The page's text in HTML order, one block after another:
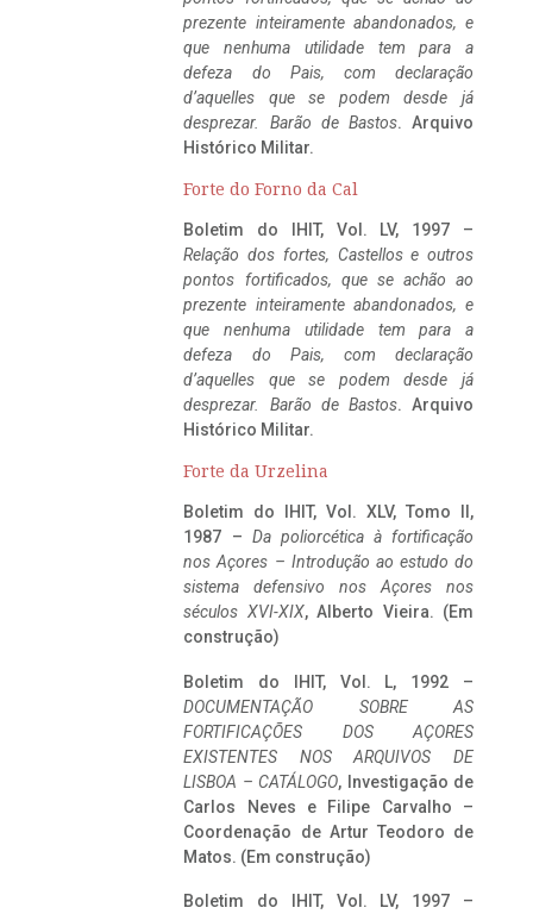
prezente inteiramente abandonados, e
que nenhuma utilidade tem para a
defeza do Pais, com declaração
d’aquelles que se podem desde já
desprezar. Barão de Bastos. Arquivo
Histórico Militar.
Forte do Forno da Cal
Boletim do IHIT, Vol. LV, 1997 –
Relação dos fortes, Castellos e outros
pontos fortificados, que se achão ao
prezente inteiramente abandonados, e
que nenhuma utilidade tem para a
defeza do Pais, com declaração
d’aquelles que se podem desde já
desprezar. Barão de Bastos. Arquivo
Histórico Militar.
Forte da Urzelina
Boletim do IHIT, Vol. XLV, Tomo II,
1987 – Da poliorcética à fortificação
nos Açores – Introdução ao estudo do
sistema defensivo nos Açores nos
séculos XVI-XIX, Alberto Vieira. (Em
construção)
Boletim do IHIT, Vol. L, 1992 –
DOCUMENTAÇÃO SOBRE AS
FORTIFICAÇÕES DOS AÇORES
EXISTENTES NOS ARQUIVOS DE
LISBOA – CATÁLOGO, Investigação de
Carlos Neves e Filipe Carvalho –
Coordenação de Artur Teodoro de
Matos. (Em construção)
Boletim do IHIT, Vol. LV, 1997 –